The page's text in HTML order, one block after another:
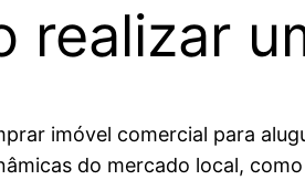
realizar
imóvel comercial para
do mercado local,